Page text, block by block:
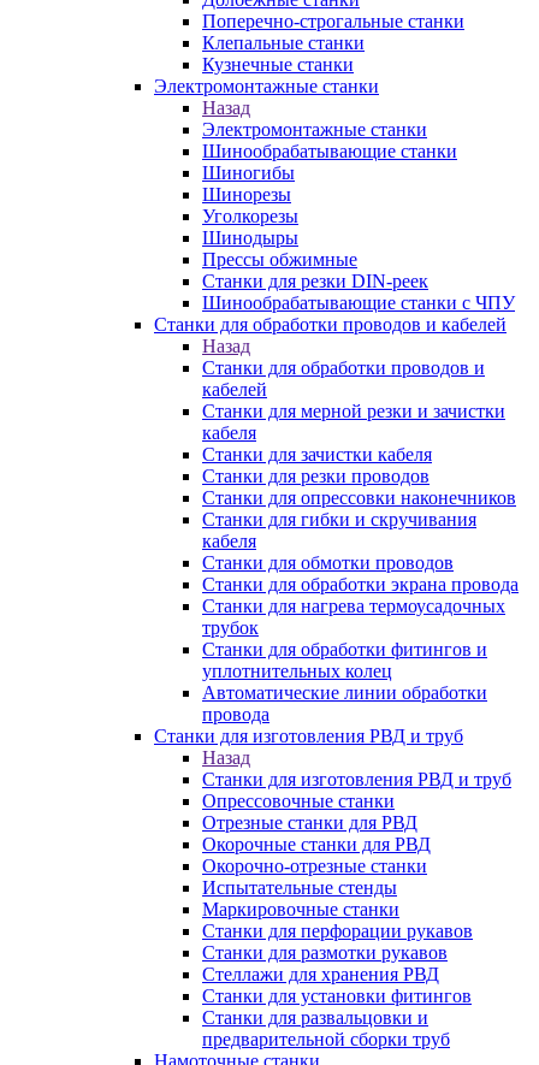
Поперечно-строгальные станки
Клепальные станки
Кузнечные станки
Электромонтажные станки
Назад
Электромонтажные станки
Шинообрабатывающие станки
Шиногибы
Шинорезы
Уголкорезы
Шинодыры
Прессы обжимные
Станки для резки DIN-реек
Шинообрабатывающие станки с ЧПУ
Станки для обработки проводов и кабелей
Назад
Станки для обработки проводов и
кабелей
Станки для мерной резки и зачистки
кабеля
Станки для зачистки кабеля
Станки для резки проводов
Станки для опрессовки наконечников
Станки для гибки и скручивания
кабеля
Станки для обмотки проводов
Станки для обработки экрана провода
Станки для нагрева термоусадочных
трубок
Станки для обработки фитингов и
уплотнительных колец
Автоматические линии обработки
провода
Станки для изготовления РВД и труб
Назад
Станки для изготовления РВД и труб
Опрессовочные станки
Отрезные станки для РВД
Окорочные станки для РВД
Окорочно-отрезные станки
Испытательные стенды
Маркировочные станки
Станки для перфорации рукавов
Станки для размотки рукавов
Стеллажи для хранения РВД
Станки для установки фитингов
Станки для развальцовки и
предварительной сборки труб
Намоточные станки